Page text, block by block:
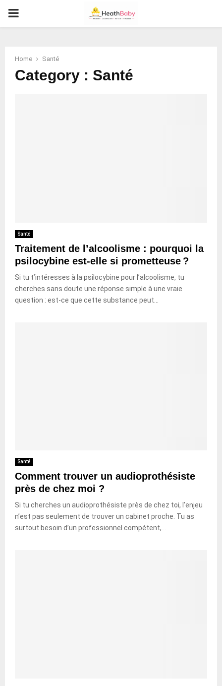
PRIMARY
Home Santé
Category : Santé
Santé
Traitement de l’alcoolisme : pourquoi la
psilocybine est-elle si prometteuse ?
Si tu t’intéresses à la psilocybine pour l’alcoolisme, tu
cherches sans doute une réponse simple à une vraie
question : est-ce que cette substance peut...
Santé
Comment trouver un audioprothésiste
près de chez moi ?
Si tu cherches un audioprothésiste près de chez toi, l’enjeu
n’est pas seulement de trouver un cabinet proche. Tu as
surtout besoin d’un professionnel compétent,...